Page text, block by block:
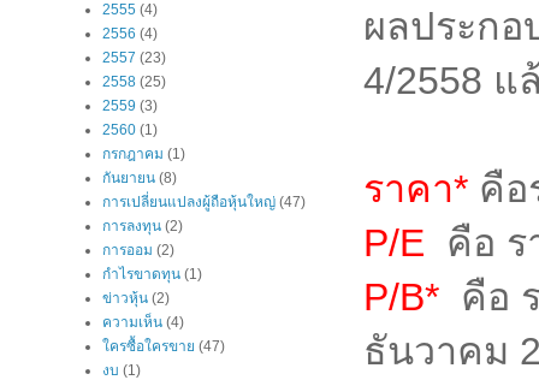
ผลประกอ
4/2558 แ
ราคา* คือ
P/E คือ ร
P/B* คือ
ธันวาคม
2555 (4)
2556 (4)
2557 (23)
2558 (25)
2559 (3)
2560 (1)
กรกฎาคม (1)
กันยายน (8)
การเปลี่ยนแปลงผู้ถือหุ้นใหญ่ (47)
การลงทุน (2)
การออม (2)
กำไรขาดทุน (1)
ข่าวหุ้น (2)
ความเห็น (4)
ใครซื้อใครขาย (47)
งบ (1)